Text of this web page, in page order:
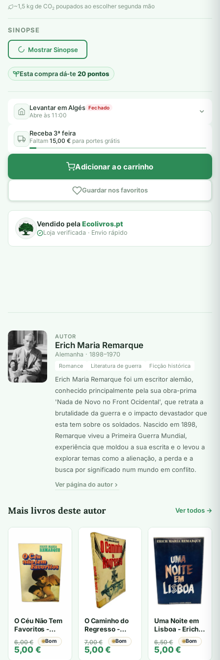
~1,5 kg de CO2 poupados ao escolher segunda mão
SINOPSE
Mostrar Sinopse
Esta compra dá-te20 pontos
plantar árvores reais
Levantar em Algés Fechado
Abre às 11:00
Receba 3ª feira
Faltam 15,00 € para portes grátis
Adicionar ao carrinho
Guardar nos favoritos
Vendido pelaEcolivros.pt
Loja verificada · Envio rápido
AUTOR
Erich Maria Remarque
Alemanha · 1898–1970
Romance Literatura de guerra Ficção histórica
Erich Maria Remarque foi um escritor alemão,
conhecido principalmente pela sua obra-prima
'Nada de Novo no Front Ocidental', que retrata a
brutalidade da guerra e o impacto devastador que
esta tem sobre os soldados. Nascido em 1898,
Remarque viveu a Primeira Guerra Mundial,
experiência que moldou a sua escrita e o levou a
explorar temas como a alienação, a perda e a
busca por significado num mundo em conflito.
Ver página do autor
Mais livros deste autor Ver todos →
O Céu Não Tem
Favoritos -
Erich Maria
Remarque
6,00€
O
preço
5,00 €
O
preço
Bom
O Caminho do
Regresso -
Erich Maria
Remarque
7,00€
O
preço
5,00€
O
preço
Bom
Uma Noite em
Lisboa - Erich
Remarque
6,50€
O
preço
5,00€
O
preço
Bom